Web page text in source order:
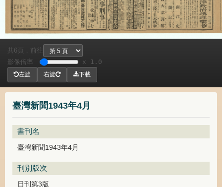
臺灣新聞1943年4月
書刊名
臺灣新聞1943年4月
刊別版次
日刊第3版
共 6頁，
前往
影像倍率
x 1.0
左旋 右旋 下載